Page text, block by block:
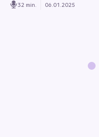
32 min. 06.01.2025